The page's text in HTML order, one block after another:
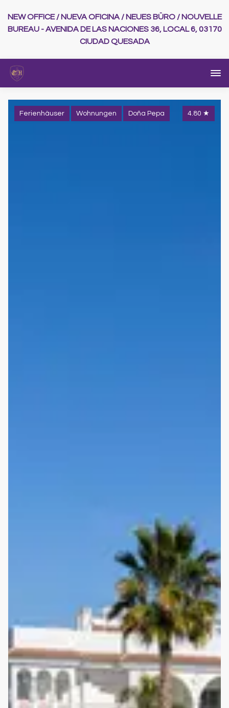
NEW OFFICE / NUEVA OFICINA / NEUES BÜRO / NOUVELLE
BUREAU - AVENIDA DE LAS NACIONES 36, LOCAL 6, 03170
CIUDAD QUESADA
4.80 ★
Ferienhäuser Wohnungen Doña Pepa